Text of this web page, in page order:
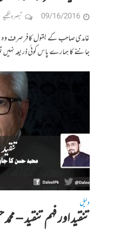
09/16/2016 تبصرہ لکھیے
غامدی صاحب کے بقول کافر صرف وہ ہے
جاننے کا ہمارے پاس کوئی ذریعہ نہیں
دلیل
تنقید اور فہم تنقید –